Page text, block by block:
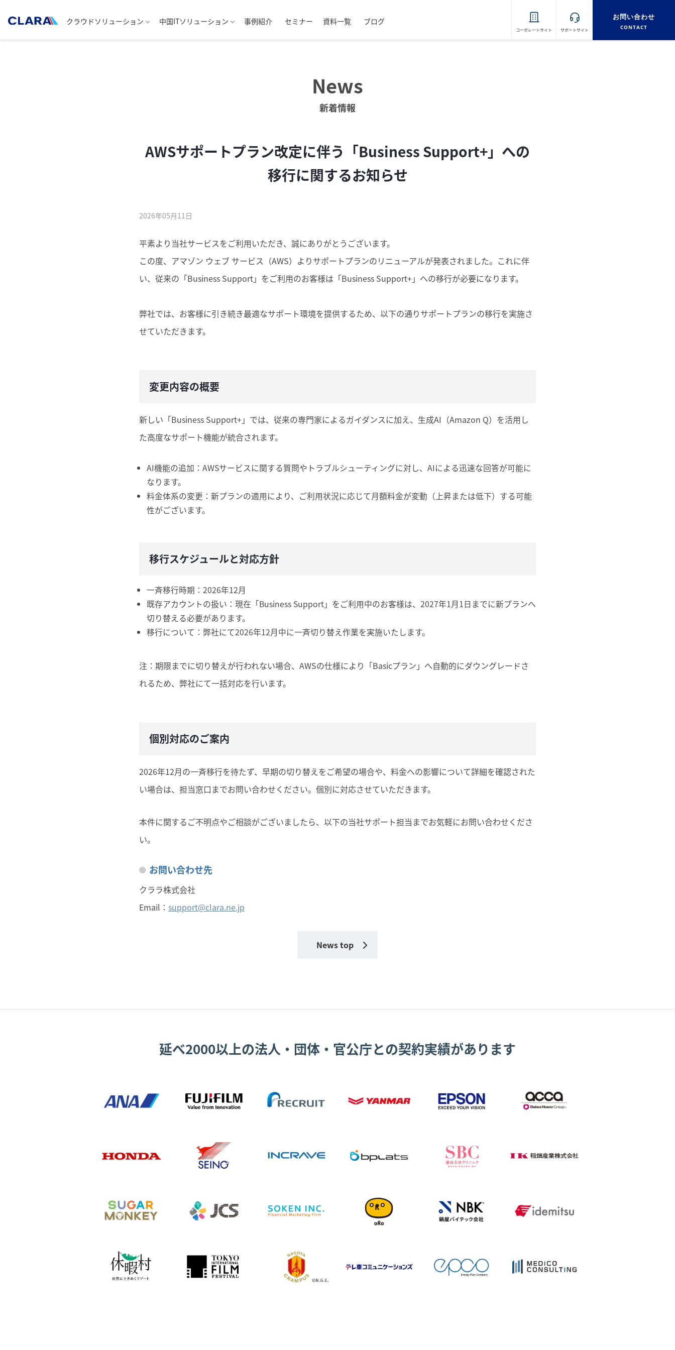
クラウドソリューション 中国ITソリューション 事例紹介 セミナー 資料一覧 ブログ
コーポレートサイト サポートサイト
お問い合わせ
CONTACT
News
新着情報
AWSサポートプラン改定に伴う「Business Support+」への
移行に関するお知らせ
2026年05月11日
平素より当社サービスをご利用いただき、誠にありがとうございます。
この度、アマゾン ウェブ サービス（AWS）よりサポートプランのリニューアルが発表されました。これに伴
い、従来の「Business Support」をご利用のお客様は「Business Support+」への移行が必要になります。
弊社では、お客様に引き続き最適なサポート環境を提供するため、以下の通りサポートプランの移行を実施さ
せていただきます。
変更内容の概要
新しい「Business Support+」では、従来の専門家によるガイダンスに加え、生成AI（Amazon Q）を活用し
た高度なサポート機能が統合されます。
AI機能の追加：AWSサービスに関する質問やトラブルシューティングに対し、AIによる迅速な回答が可能に
なります。
料金体系の変更：新プランの適用により、ご利用状況に応じて月額料金が変動（上昇または低下）する可能
性がございます。
移行スケジュールと対応方針
一斉移行時期：2026年12月
既存アカウントの扱い：現在「Business Support」をご利用中のお客様は、2027年1月1日までに新プランへ
切り替える必要があります。
移行について：弊社にて2026年12月中に一斉切り替え作業を実施いたします。
注：期限までに切り替えが行われない場合、AWSの仕様により「Basicプラン」へ自動的にダウングレードさ
れるため、弊社にて一括対応を行います。
個別対応のご案内
2026年12月の一斉移行を待たず、早期の切り替えをご希望の場合や、料金への影響について詳細を確認された
い場合は、担当窓口までお問い合わせください。個別に対応させていただきます。
本件に関するご不明点やご相談がございましたら、以下の当社サポート担当までお気軽にお問い合わせくださ
い。
お問い合わせ先
クララ株式会社
Email： support@clara.ne.jp
News top
延べ2000以上の法人・団体・官公庁との契約実績があります